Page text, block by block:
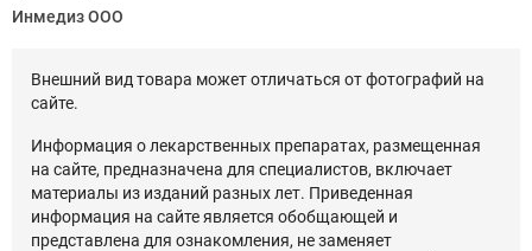
Инмедиз ООО
Внешний вид товара может отличаться от фотографий на
сайте.
Информация о лекарственных препаратах, размещенная
на сайте, предназначена для специалистов, включает
материалы из изданий разных лет. Приведенная
информация на сайте является обобщающей и
представлена для ознакомления, не заменяет